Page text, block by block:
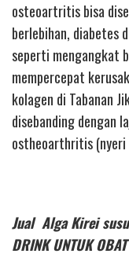
osteoartritis bisa
berlebihan, diabetes
seperti mengangkat
mempercepat
kolagen di Tabanan
disebanding dengan
ostheoarthritis (nyeri
Jual Alga Kirei susu
DRINK UNTUK